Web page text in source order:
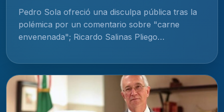
Pedro Sola ofreció una disculpa pública tras la
polémica por un comentario sobre "carne
envenenada"; Ricardo Salinas Pliego…